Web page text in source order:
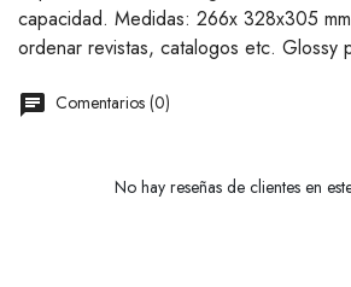
capacidad. Medidas: 266x 328x305
ordenar revistas, catalogos etc. Glossy
Comentarios (0)
No hay reseñas de clientes en